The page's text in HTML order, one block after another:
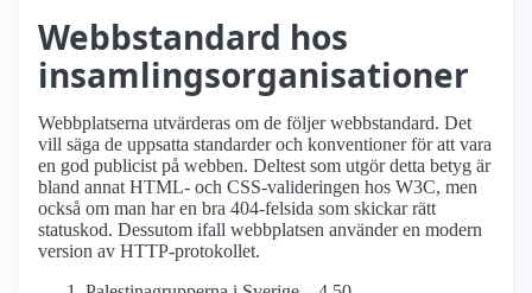
Webbstandard hos
insamlings­organisationer
Webbplatserna utvärderas om de följer webbstandard. Det
vill säga de uppsatta standarder och konventioner för att vara
en god publicist på webben. Deltest som utgör detta betyg är
bland annat HTML- och CSS-valideringen hos W3C, men
också om man har en bra 404-felsida som skickar rätt
statuskod. Dessutom ifall webbplatsen använder en modern
version av HTTP-protokollet.